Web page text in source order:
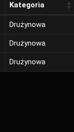
Kategoria
Drużynowa
Drużynowa
Drużynowa